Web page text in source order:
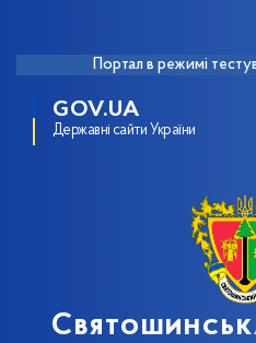
Портал в режимі
GOV.UA
Державні сайти України